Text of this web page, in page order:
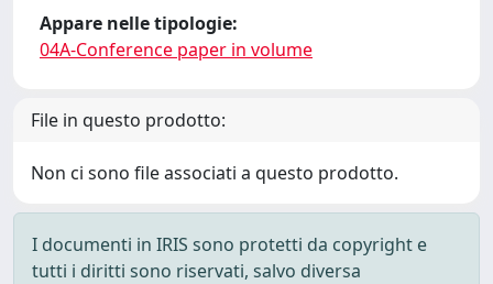
Appare nelle tipologie:
04A-Conference paper in volume
File in questo prodotto:
Non ci sono file associati a questo prodotto.
I documenti in IRIS sono protetti da copyright e
tutti i diritti sono riservati, salvo diversa